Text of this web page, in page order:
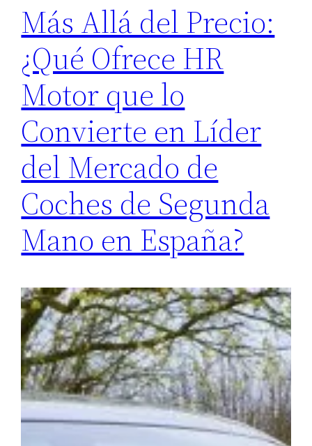
Más Allá del Precio:
¿Qué Ofrece HR
Motor que lo
Convierte en Líder
del Mercado de
Coches de Segunda
Mano en España?